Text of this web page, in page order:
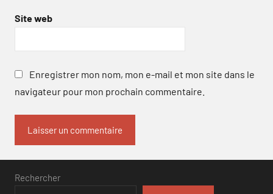
Site web
Enregistrer mon nom, mon e-mail et mon site dans le
navigateur pour mon prochain commentaire.
Rechercher